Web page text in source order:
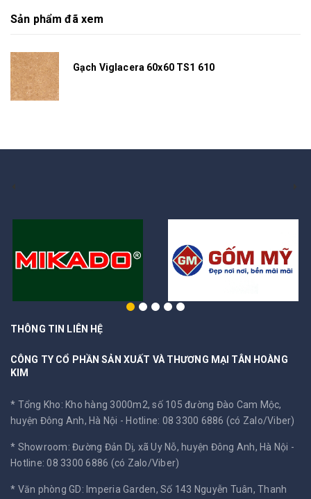
Sản phẩm đã xem
Gạch Viglacera 60x60 TS1 610
THÔNG TIN LIÊN HỆ
CÔNG TY CỔ PHẦN SẢN XUẤT VÀ THƯƠNG MẠI TÂN HOÀNG
KIM
* Tổng Kho: Kho hàng 3000m2, số 105 đường Đào Cam Mộc,
huyện Đông Anh, Hà Nội - Hotline: 08 3300 6886 (có Zalo/Viber)
* Showroom: Đường Đản Dị, xã Uy Nỗ, huyện Đông Anh, Hà Nội -
Hotline: 08 3300 6886 (có Zalo/Viber)
* Văn phòng GD: Imperia Garden, Số 143 Nguyễn Tuân, Thanh